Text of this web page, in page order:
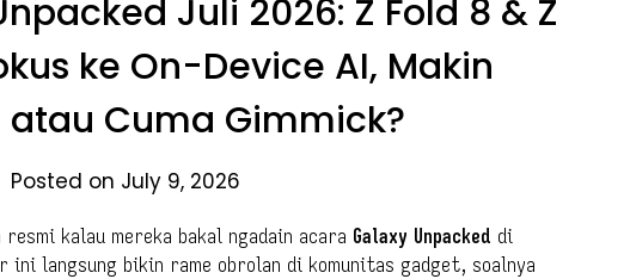
Juli 2026: Z Fold 8 & Z
ke On-Device AI, Makin
Cuma Gimmick?
Posted on July 9, 2026
resmi kalau mereka bakal ngadain acara Galaxy Unpacked di
ini langsung bikin rame obrolan di komunitas gadget, soalnya